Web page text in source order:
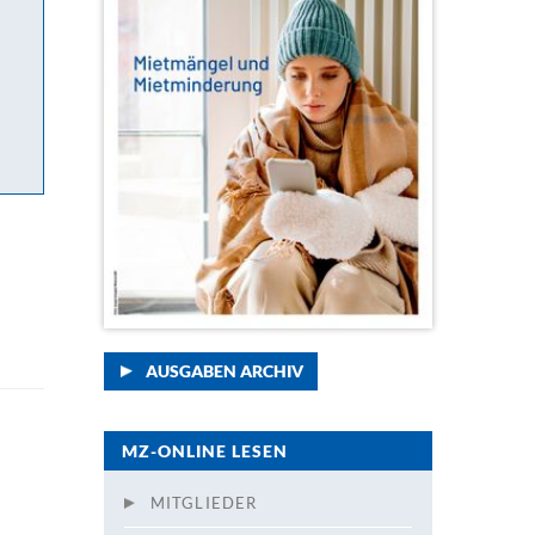
AUSGABEN ARCHIV
MZ-ONLINE LESEN
MITGLIEDER